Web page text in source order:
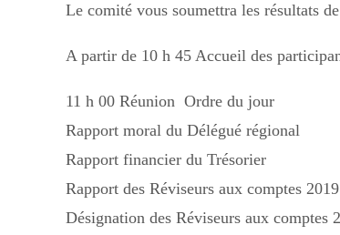
Le comité vous soumettra les résultats
A partir de 10 h 45 Accueil des
11 h 00 Réunion Ordre du jour
Rapport moral du Délégué régional
Rapport financier du Trésorier
Rapport des Réviseurs aux comptes 2019
Désignation des Réviseurs aux comptes